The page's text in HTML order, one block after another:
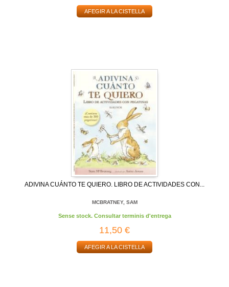
AFEGIR A LA CISTELLA
ADIVINA CUÁNTO TE QUIERO. LIBRO DE ACTIVIDADES CON...
MCBRATNEY, SAM
Sense stock. Consultar terminis d'entrega
11,50 €
AFEGIR A LA CISTELLA